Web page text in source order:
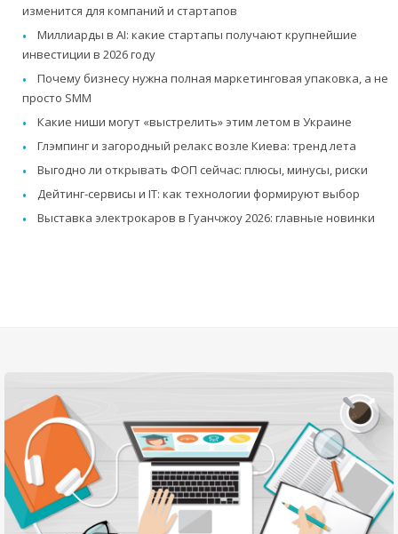
изменится для компаний и стартапов
Миллиарды в AI: какие стартапы получают крупнейшие
инвестиции в 2026 году
Почему бизнесу нужна полная маркетинговая упаковка, а не
просто SMM
Какие ниши могут «выстрелить» этим летом в Украине
Глэмпинг и загородный релакс возле Киева: тренд лета
Выгодно ли открывать ФОП сейчас: плюсы, минусы, риски
Дейтинг-сервисы и IT: как технологии формируют выбор
Выставка электрокаров в Гуанчжоу 2026: главные новинки